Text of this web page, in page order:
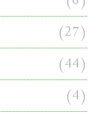
(27)
(44)
(4)